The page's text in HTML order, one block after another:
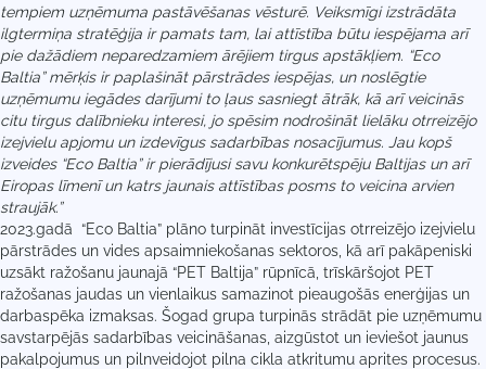
tempiem uzņēmuma pastāvēšanas vēsturē. Veiksmīgi izstrādāta
ilgtermiņa stratēģija ir pamats tam, lai attīstība būtu iespējama arī
pie dažādiem neparedzamiem ārējiem tirgus apstākļiem. “Eco
Baltia” mērķis ir paplašināt pārstrādes iespējas, un noslēgtie
uzņēmumu iegādes darījumi to ļaus sasniegt ātrāk, kā arī veicinās
citu tirgus dalībnieku interesi, jo spēsim nodrošināt lielāku otrreizējo
izejvielu apjomu un izdevīgus sadarbības nosacījumus. Jau kopš
izveides “Eco Baltia” ir pierādījusi savu konkurētspēju Baltijas un arī
Eiropas līmenī un katrs jaunais attīstības posms to veicina arvien
straujāk.”
2023.gadā “Eco Baltia” plāno turpināt investīcijas otrreizējo izejvielu
pārstrādes un vides apsaimniekošanas sektoros, kā arī pakāpeniski
uzsākt ražošanu jaunajā “PET Baltija” rūpnīcā, trīskāršojot PET
ražošanas jaudas un vienlaikus samazinot pieaugošās enerģijas un
darbaspēka izmaksas. Šogad grupa turpinās strādāt pie uzņēmumu
savstarpējās sadarbības veicināšanas, aizgūstot un ieviešot jaunus
pakalpojumus un pilnveidojot pilna cikla atkritumu aprites procesus.